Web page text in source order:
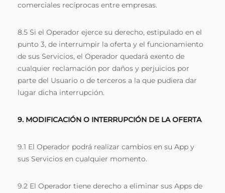
comerciales recíprocas entre empresas.
8.5 Si el Operador ejerce su derecho, estipulado en el
punto 3, de interrumpir la oferta y el funcionamiento
de sus Servicios, el Operador quedará exento de
cualquier reclamación por daños y perjuicios por
parte del Usuario o de terceros a la que pudiera dar
lugar dicha interrupción.
9. MODIFICACIÓN O INTERRUPCIÓN DE LA OFERTA
9.1 El Operador podrá realizar cambios en su App y
sus Servicios en cualquier momento.
9.2 El Operador tiene derecho a eliminar sus Apps de